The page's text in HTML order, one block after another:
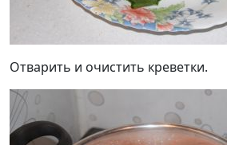
Отварить и очистить креветки.